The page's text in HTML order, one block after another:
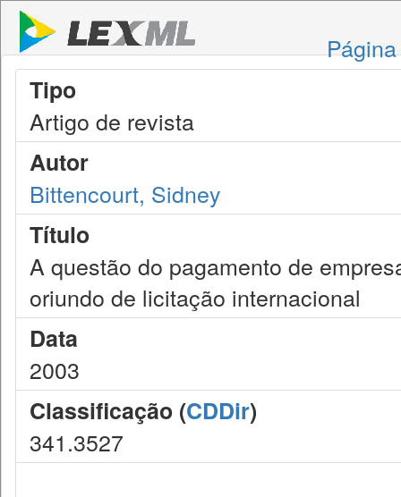
Tipo
Artigo de revista
Autor
Bittencourt, Sidney
Título
A questão do pagamento de
oriundo de licitação internacional
Data
2003
Classificação (CDDir)
341.3527